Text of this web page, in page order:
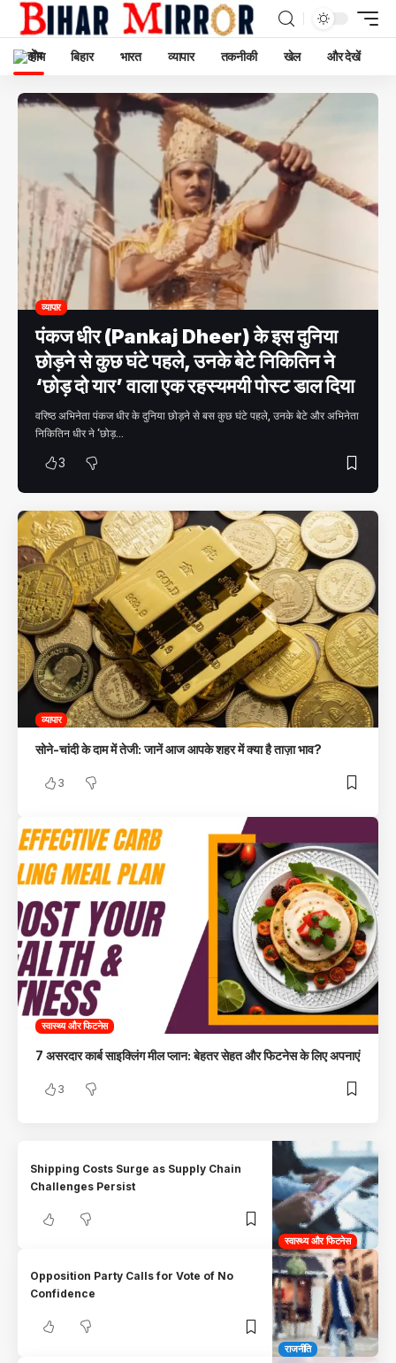
होम बिहार भारत व्यापार तकनीकी खेल और देखें
व्यापार
पंकज धीर (Pankaj Dheer) के इस दुनिया
छोड़ने से कुछ घंटे पहले, उनके बेटे निकितिन ने
‘छोड़ दो यार’ वाला एक रहस्यमयी पोस्ट डाल दिया
वरिष्ठ अभिनेता पंकज धीर के दुनिया छोड़ने से बस कुछ घंटे पहले, उनके बेटे और अभिनेता
निकितिन धीर ने ‘छोड़…
3
व्यापार
सोने-चांदी के दाम में तेजी: जानें आज आपके शहर में क्या है ताज़ा भाव?
3
स्वास्थ्य और फिटनेस
7 असरदार कार्ब साइक्लिंग मील प्लान: बेहतर सेहत और फिटनेस के लिए अपनाएं
3
स्वास्थ्य और फिटनेस
Shipping Costs Surge as Supply Chain
Challenges Persist
राजनीति
Opposition Party Calls for Vote of No
Confidence